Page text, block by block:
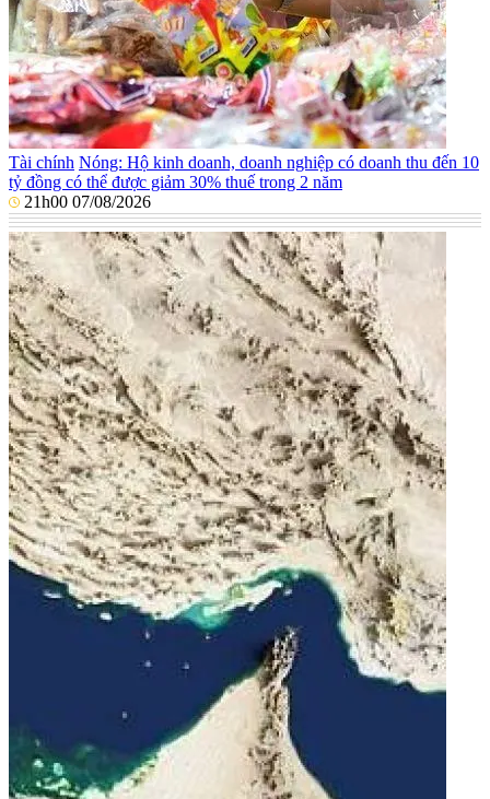
Tài chính Nóng: Hộ kinh doanh, doanh nghiệp có doanh thu đến 10
tỷ đồng có thể được giảm 30% thuế trong 2 năm
21h00 07/08/2026